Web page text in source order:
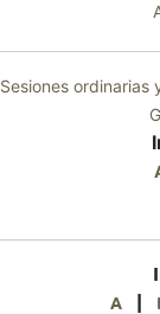
Sesiones ordinarias
A